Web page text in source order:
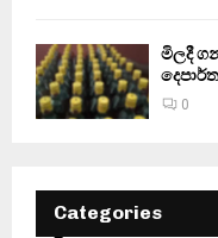
මිලදී
0
Categories